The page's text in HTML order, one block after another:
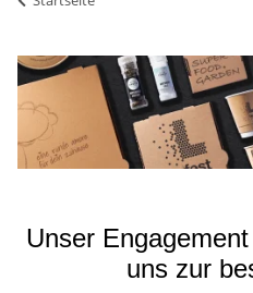
Unser
uns zur